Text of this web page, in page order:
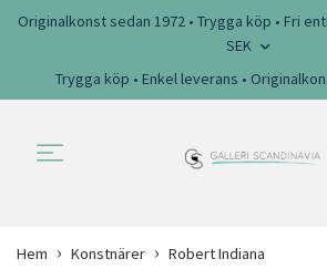
Originalkonst sedan 1972 • Trygga köp • Fri
SEK
Trygga köp • Enkel leverans •
Hem Konstnärer Robert Indiana